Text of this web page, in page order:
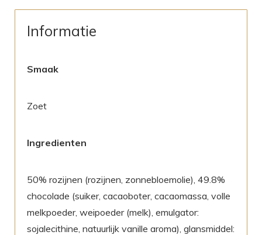
Informatie
Smaak
Zoet
Ingredienten
50% rozijnen (rozijnen, zonnebloemolie), 49.8%
chocolade (suiker, cacaoboter, cacaomassa, volle
melkpoeder, weipoeder (melk), emulgator:
sojalecithine, natuurlijk vanille aroma), glansmiddel: